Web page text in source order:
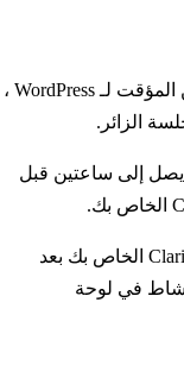
بمجرد تثبيت رمز التتبع ومسح ذاكرة التخزين المؤقت لـ WordPress ،
إلى ساعتين قبل
ما عليك سوى تسجيل الدخول إلى حساب Clarity الخاص بك بعد
في لوحة